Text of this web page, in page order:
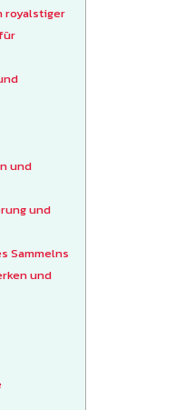
royalstiger
und
und
Sammelns
und